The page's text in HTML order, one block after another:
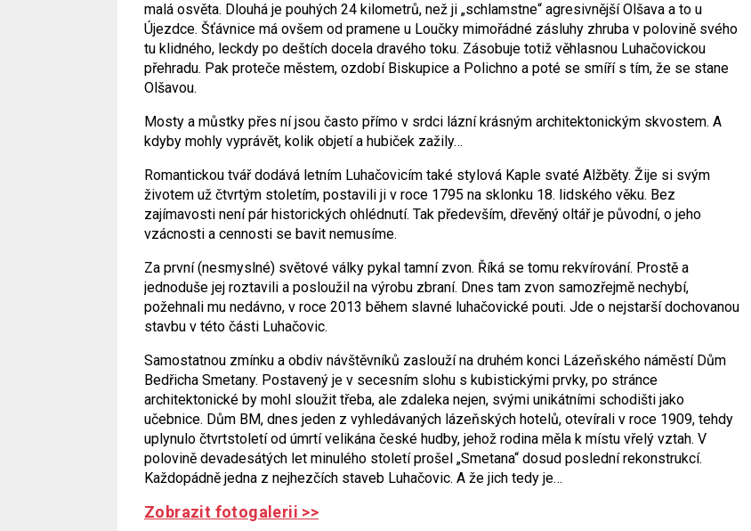
malá osvěta. Dlouhá je pouhých 24 kilometrů, než ji „schlamstne“ agresivnější Olšava a to u
Újezdce. Šťávnice má ovšem od pramene u Loučky mimořádné zásluhy zhruba v polovině svého
tu klidného, leckdy po deštích docela dravého toku. Zásobuje totiž věhlasnou Luhačovickou
přehradu. Pak proteče městem, ozdobí Biskupice a Polichno a poté se smíří s tím, že se stane
Olšavou.
Mosty a můstky přes ní jsou často přímo v srdci lázní krásným architektonickým skvostem. A
kdyby mohly vyprávět, kolik objetí a hubiček zažily…
Romantickou tvář dodává letním Luhačovicím také stylová Kaple svaté Alžběty. Žije si svým
životem už čtvrtým stoletím, postavili ji v roce 1795 na sklonku 18. lidského věku. Bez
zajímavosti není pár historických ohlédnutí. Tak především, dřevěný oltář je původní, o jeho
vzácnosti a cennosti se bavit nemusíme.
Za první (nesmyslné) světové války pykal tamní zvon. Říká se tomu rekvírování. Prostě a
jednoduše jej roztavili a posloužil na výrobu zbraní. Dnes tam zvon samozřejmě nechybí,
požehnali mu nedávno, v roce 2013 během slavné luhačovické pouti. Jde o nejstarší dochovanou
stavbu v této části Luhačovic.
Samostatnou zmínku a obdiv návštěvníků zaslouží na druhém konci Lázeňského náměstí Dům
Bedřicha Smetany. Postavený je v secesním slohu s kubistickými prvky, po stránce
architektonické by mohl sloužit třeba, ale zdaleka nejen, svými unikátními schodišti jako
učebnice. Dům BM, dnes jeden z vyhledávaných lázeňských hotelů, otevírali v roce 1909, tehdy
uplynulo čtvrtstoletí od úmrtí velikána české hudby, jehož rodina měla k místu vřelý vztah. V
polovině devadesátých let minulého století prošel „Smetana“ dosud poslední rekonstrukcí.
Každopádně jedna z nejhezčích staveb Luhačovic. A že jich tedy je…
Zobrazit fotogalerii >>